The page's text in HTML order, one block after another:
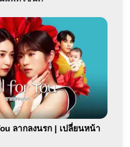
ลากลงนรก | เปลี่ยนหน้า